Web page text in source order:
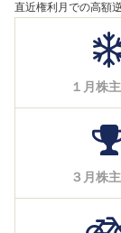
直近権利月での高額
１月株
３月株